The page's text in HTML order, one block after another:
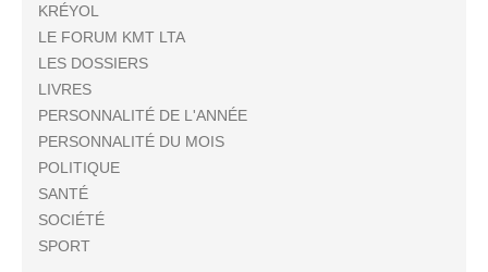
KRÉYOL
LE FORUM KMT LTA
LES DOSSIERS
LIVRES
PERSONNALITÉ DE L'ANNÉE
PERSONNALITÉ DU MOIS
POLITIQUE
SANTÉ
SOCIÉTÉ
SPORT